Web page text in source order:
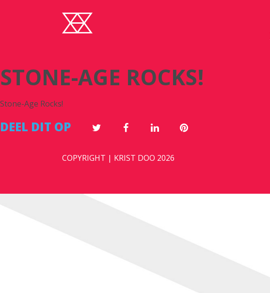
STONE-AGE ROCKS!
Stone-Age Rocks!
DEEL DIT OP
COPYRIGHT | KRIST DOO 2026